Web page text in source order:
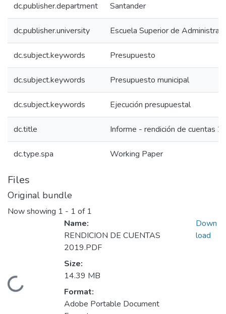
dc.publisher.department Santander
dc.publisher.university Escuela Superior de
dc.subject.keywords Presupuesto
dc.subject.keywords Presupuesto municipal
dc.subject.keywords Ejecución presupuestal
dc.title Informe - rendición de cuentas
dc.type.spa Working Paper
Files
Original bundle
Now showing 1 - 1 of 1
Loading...
Name:
RENDICION DE CUENTAS
2019.PDF
Size:
14.39 MB
Format:
Adobe Portable Document
Down
load